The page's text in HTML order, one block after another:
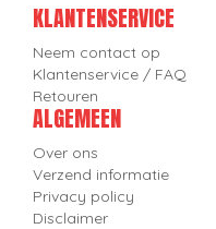
KLANTENSERVICE
Neem contact op
Klantenservice / FAQ
Retouren
ALGEMEEN
Over ons
Verzend informatie
Privacy policy
Disclaimer